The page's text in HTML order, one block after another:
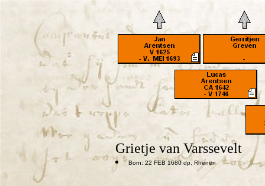
Grietje van Varssevelt
Born: 22 FEB 1680 dp, Rhenen